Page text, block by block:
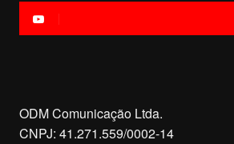
ODM Comunicação Ltda.
CNPJ: 41.271.559/0002-14